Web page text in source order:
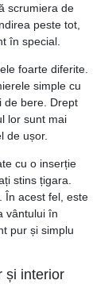
scrumiera de
peste tot,
în special.
foarte diferite.
simple cu
de bere. Drept
lor sunt mai
de ușor.
cu o inserție
stins țigara.
În acest fel, este
vântului în
pur și simplu
și interior